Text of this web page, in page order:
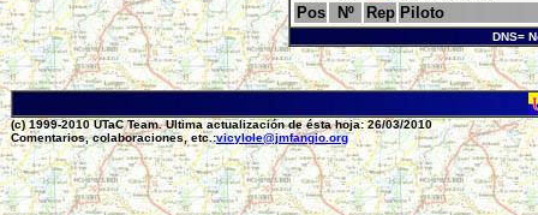
Pos Nº Rep Piloto
DNS=
(c) 1999-2010 UTaC Team. Ultima actualización de ésta hoja: 26/03/2010
Comentarios, colaboraciones, etc.:vicylole@jmfangio.org